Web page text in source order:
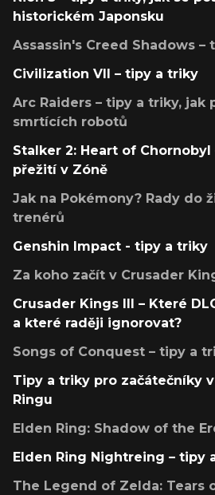
historickém Japonsku
Assassin's Creed Shadows –
Civilization VII – tipy a triky
Arc Raiders – tipy a triky, jak
smrtících robotů
Stalker 2: Heart of
přežití v Zóně
Jak na Pokémony? Rady do
trenérů
Genshin Impact - tipy a triky
Za koho začít v Crusader
Crusader Kings III – Které
a které raději ignorovat?
Songs of Conquest – tipy a
Tipy a triky pro začátečníky
Ringu
Elden Ring: Shadow of the
Elden Ring Nightreing – tipy
The Legend of Zelda: Tears